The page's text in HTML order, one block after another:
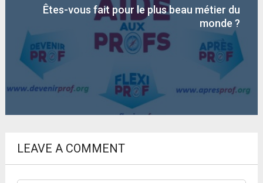
Êtes-vous fait pour le plus beau métier du
monde ?
LEAVE A COMMENT